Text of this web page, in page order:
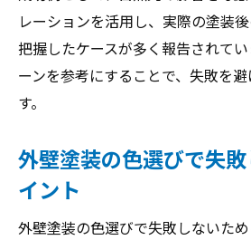
レーションを活用し、実際の塗装
把握したケースが多く報告されて
ーンを参考にすることで、失敗を
す。
外壁塗装の色選びで失
イント
外壁塗装の色選びで失敗しないた